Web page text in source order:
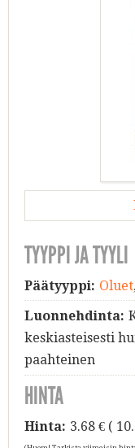
TYYPPI JA TYYLI
Päätyyppi: Oluet,
Luonnehdinta:
keskiasteisesti
paahteinen
HINTA
Hinta: 3.68€ (